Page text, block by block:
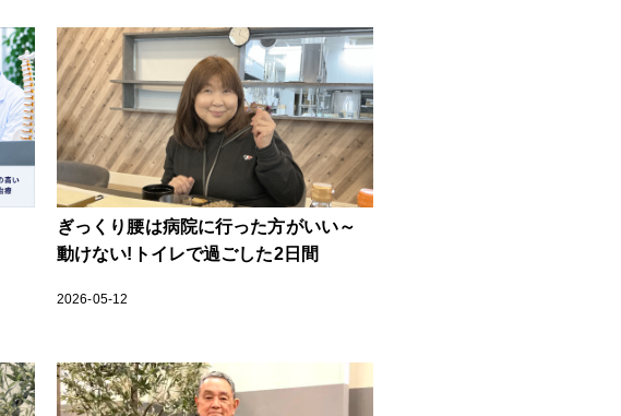
ぎっくり腰は病院に行った方がいい～
動けない!トイレで過ごした2日間
2026-05-12